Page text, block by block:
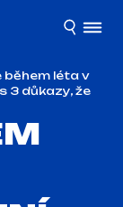
během léta v
3 důkazy, že